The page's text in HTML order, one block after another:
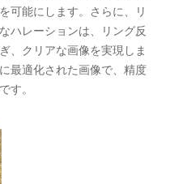
可能にします。さらに、リ
ハレーションは、リング反
、クリアな画像を実現しま
最適化された画像で、精度
す。